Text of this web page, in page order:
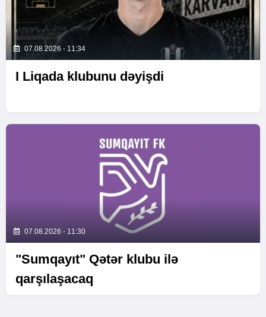
07.08.2026 - 11:34
I Liqada klubunu dəyişdi
07.08.2026 - 11:30
"Sumqayıt" Qətər klubu ilə
qarşılaşacaq